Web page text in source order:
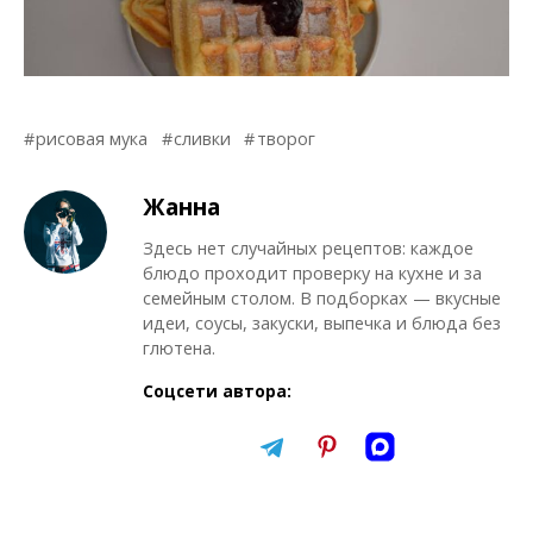
рисовая мука сливки творог
Жанна
Здесь нет случайных рецептов: каждое
блюдо проходит проверку на кухне и за
семейным столом. В подборках — вкусные
идеи, соусы, закуски, выпечка и блюда без
глютена.
Соцсети автора: